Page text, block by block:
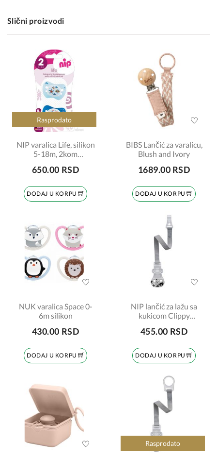
Slični proizvodi
Rasprodato
NIP varalica Life, silikon
5-18m, 2kom
650.00 RSD
DODAJ U KORPU
BIBS Lančić za varalicu,
Blush and Ivory
1689.00 RSD
DODAJ U KORPU
NUK varalica Space 0-
6m silikon
430.00 RSD
DODAJ U KORPU
NIP lančić za lažu sa
kukicom Clippy
455.00 RSD
DODAJ U KORPU
Rasprodato